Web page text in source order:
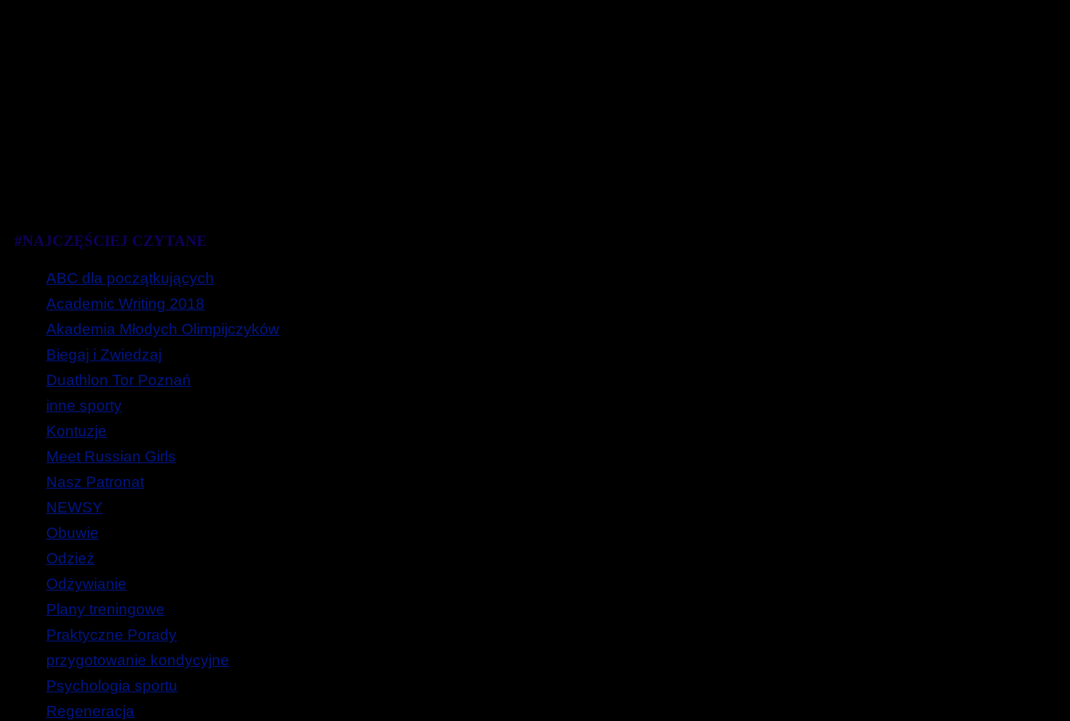
#NAJCZĘŚCIEJ CZYTANE
ABC dla początkujących
Academic Writing 2018
Akademia Młodych Olimpijczyków
Biegaj i Zwiedzaj
Duathlon Tor Poznań
inne sporty
Kontuzje
Meet Russian Girls
Nasz Patronat
NEWSY
Obuwie
Odzież
Odżywianie
Plany treningowe
Praktyczne Porady
przygotowanie kondycyjne
Psychologia sportu
Regeneracja